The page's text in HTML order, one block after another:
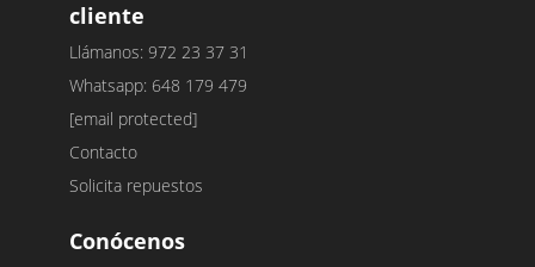
cliente
Llámanos: 972 23 37 31
Whatsapp: 648 179 479
[email protected]
Contacto
Solicita repuestos
Conócenos